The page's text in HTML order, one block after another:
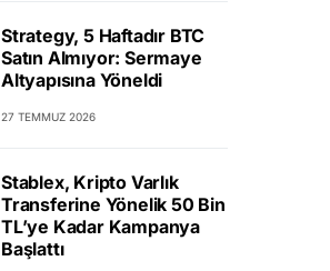
Strategy, 5 Haftadır BTC
Satın Almıyor: Sermaye
Altyapısına Yöneldi
27 TEMMUZ 2026
Stablex, Kripto Varlık
Transferine Yönelik 50 Bin
TL’ye Kadar Kampanya
Başlattı